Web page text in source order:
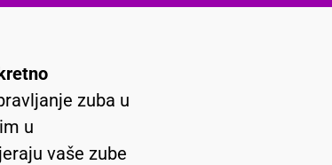
zuba u
u
vaše zube